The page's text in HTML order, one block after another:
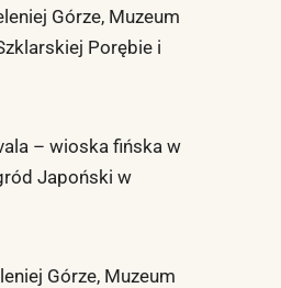
Górze, Muzeum
Porębie i
– wioska fińska w
Japoński w
Górze, Muzeum